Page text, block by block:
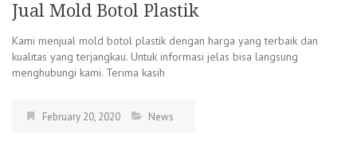
Jual Mold Botol Plastik
Kami menjual mold botol plastik dengan harga yang terbaik dan
kualitas yang terjangkau. Untuk informasi jelas bisa langsung
menghubungi kami. Terima kasih
February 20, 2020 News